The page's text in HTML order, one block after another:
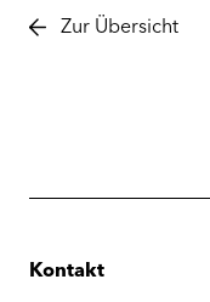
Zur Übersicht
Kontakt